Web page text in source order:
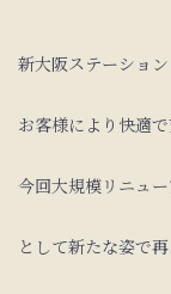
新大阪ステーショ
お客様により快適
今回大規模リニュ
として新たな姿で